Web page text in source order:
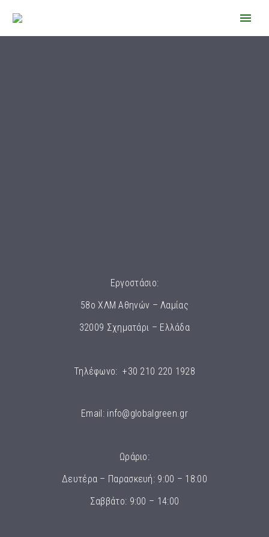
Εργοστάσιο:
58ο ΧΛΜ Αθηνών – Λαμίας
32009 Σχηματάρι – Ελλάδα
Τηλέφωνο:+30 210 220 1928
Email: info@globalgreen.gr
Ωράριο:
Δευτέρα – Παρασκευή: 9:00 – 18:00
Σαββάτο: 9:00 – 14:00